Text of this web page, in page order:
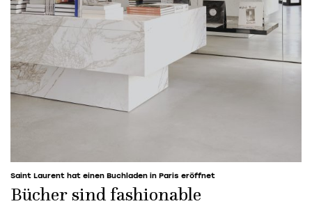
Saint Laurent hat einen Buchladen in Paris eröffnet
Bücher sind fashionable